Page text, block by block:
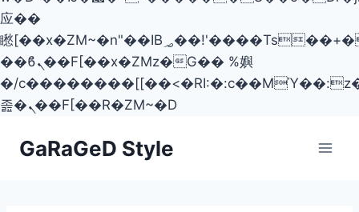
应��
矁[��x�ZM~�n"��IB؃��!'����Тѕ��+��(m��IK�ʭ�/|
��ϐܢ��F[��x�ZMz�G�� %嬩
�/
졾�ܢ��F[��R�ZM~�D
GaRaGeD Style